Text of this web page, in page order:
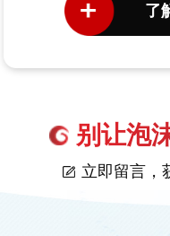
了
别让泡
立即留言，